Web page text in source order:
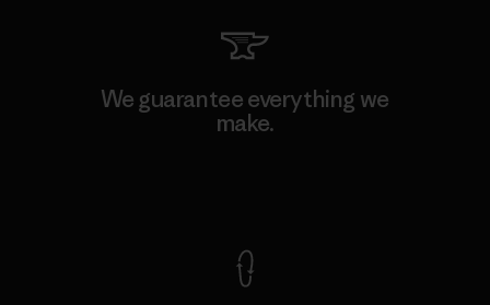
We guarantee everything we
make.